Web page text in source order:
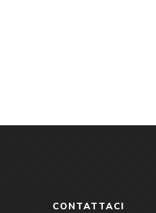
CONTATTACI